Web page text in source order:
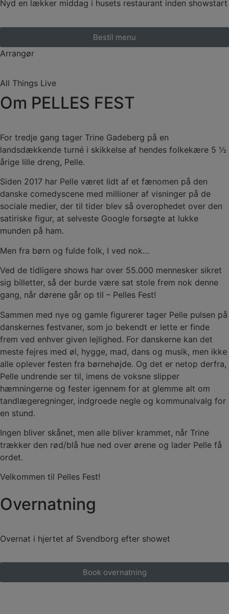
Nyd en lækker middag i husets restaurant inden showstart
Bestil menu
Arrangør
All Things Live
Om PELLES FEST
For tredje gang tager Trine Gadeberg på en
landsdækkende turné i skikkelse af hendes folkekære 5 ½
årige lille dreng, Pelle.
Siden 2017 har Pelle været lidt af et fænomen på den
danske comedyscene med millioner af visninger på de
sociale medier, der til tider blev så overophedet over den
satiriske figur, at selveste Google forsøgte at lukke
munden på ham.
Men fra børn og fulde folk, I ved nok…
Ved de tidligere shows har over 55.000 mennesker sikret
sig billetter, så der burde være sat stole frem nok denne
gang, når dørene går op til – Pelles Fest!
Sammen med nye og gamle figurerer tager Pelle pulsen på
danskernes festvaner, som jo bekendt er lette er finde
frem ved enhver given lejlighed. For danskerne kan det
meste fejres med øl, hygge, mad, dans og musik, men ikke
alle oplever festen fra børnehøjde. Og det er netop derfra,
Pelle undrende ser til, imens de voksne slipper
hæmningerne og fester igennem for at glemme alt om
tandlægeregninger, indgroede negle og kommunalvalg for
en stund.
Ingen bliver skånet, men alle bliver krammet, når Trine
trækker den rød/blå hue ned over ørene og lader Pelle få
ordet.
Velkommen til Pelles Fest!
Overnatning
Overnat i hjertet af Svendborg efter showet
Book overnatning